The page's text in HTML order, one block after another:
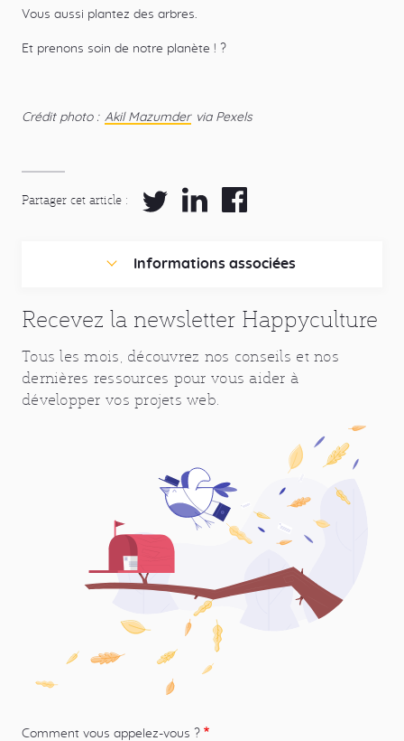
Vous aussi plantez des arbres.
Et prenons soin de notre planète ! ?
Crédit photo : Akil Mazumdervia Pexels
Partager cet article
PartagerPartagerPartager
Informations associées
Catégories
Webinar - Comment maîtriser le budget de son
7 éco-gestes pour réduire l’empreinte carbone du
SEO éthique et responsable en 2022 : de quoi
Comment rendre votre site web plus accessible ?
Et maintenant on fait quoi ?
Recevez la newsletter Happyculture
Tous les mois, découvrez nos conseils et nos
dernières ressources pour vous aider à
développer vos projets web.
Comment vous appelez-vous ?